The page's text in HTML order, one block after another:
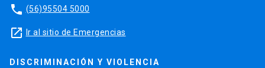
phone (56)95504 5000
launch Ir al sitio de Emergencias
DISCRIMINACIÓN Y VIOLENCIA